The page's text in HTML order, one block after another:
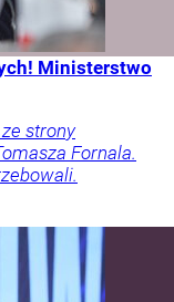
Ministerstwo
strony
Fornala.